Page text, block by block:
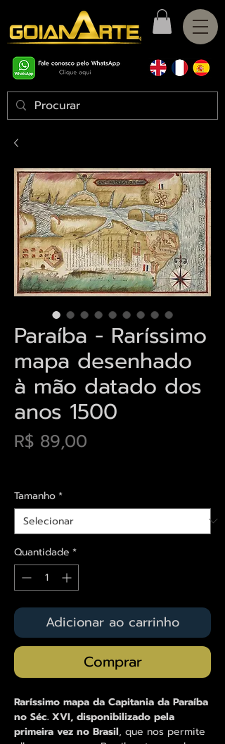
Paraíba - Raríssimo
mapa desenhado
à mão datado dos
anos 1500
R$ 89,00
Tamanho*
Quantidade *
Adicionar ao carrinho
Comprar
Raríssimo mapa da Capitania da Paraíba
no Séc. XVI, disponibilizado pela
primeira vez no Brasil, que nos permite